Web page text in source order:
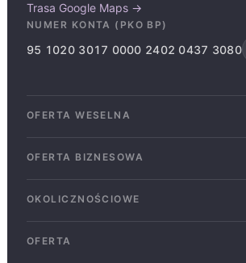
Trasa Google Maps →
NUMER KONTA (PKO BP)
95 1020 3017 0000 2402 0437 3080
OFERTA WESELNA
Sale weselne
Ślub w ogrodzie
Menu weselne
OFERTA BIZNESOWA
Imprezy firmowe
Wyjazdy integracyjne
Konferencje
OKOLICZNOŚCIOWE
Chrzciny
Komunie
OFERTA